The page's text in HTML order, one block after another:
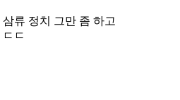
류 정치 그만 좀 하고
ㄷ